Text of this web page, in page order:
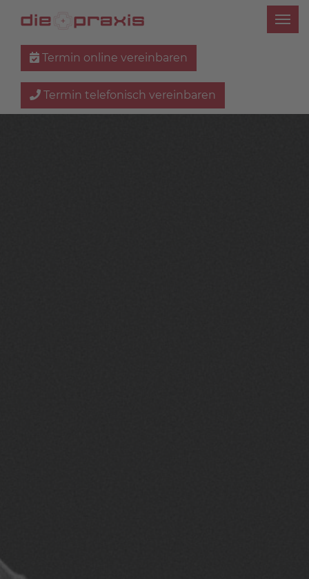
Termin online vereinbaren
Termin telefonisch vereinbaren